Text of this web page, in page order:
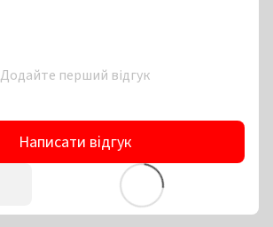
Додайте перший відгук
Написати відгук